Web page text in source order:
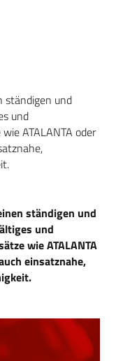
ständigen und
und
ATALANTA oder
ständigen und
und
wie ATALANTA
einsatznahe,